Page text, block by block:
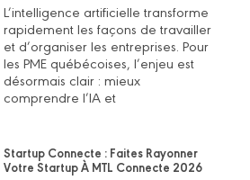
L’intelligence artificielle transforme
rapidement les façons de travailler
et d’organiser les entreprises. Pour
les PME québécoises, l’enjeu est
désormais clair : mieux
comprendre l’IA et
Startup Connecte : Faites Rayonner
Votre Startup À MTL Connecte 2026